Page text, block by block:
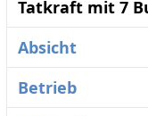
Tatkraft mit 7
Absicht
Betrieb